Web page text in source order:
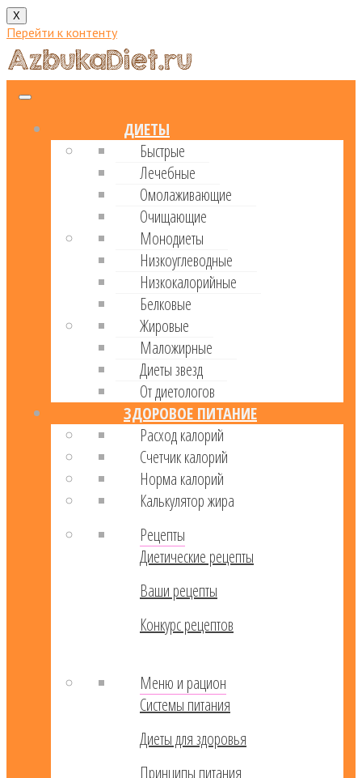
X
Перейти к контенту
ДИЕТЫ
Быстрые
Лечебные
Омолаживающие
Очищающие
Монодиеты
Низкоуглеводные
Низкокалорийные
Белковые
Жировые
Маложирные
Диеты звезд
От диетологов
ЗДОРОВОЕ ПИТАНИЕ
Расход калорий
Cчетчик калорий
Норма калорий
Калькулятор жира
Рецепты
Диетические рецепты
Ваши рецепты
Конкурс рецептов
Меню и рацион
Системы питания
Диеты для здоровья
Принципы питания